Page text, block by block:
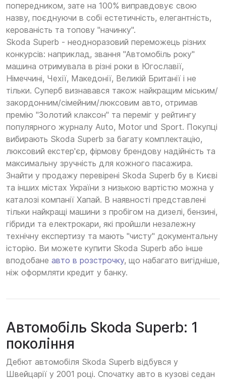
попередником, зате на 100% виправдовує свою
назву, поєднуючи в собі естетичність, елегантність,
керованість та топову "начинку".
Skoda Superb - неодноразовий переможець різних
конкурсів: наприклад, звання "Автомобіль року"
машина отримувала в різні роки в Югославії,
Німеччині, Чехії, Македонії, Великій Британії і не
тільки. Суперб визнавався також найкращим міським/
закордонним/сімейним/люксовим авто, отримав
премію "Золотий клаксон" та переміг у рейтингу
популярного журналу Auto, Motor und Sport. Покупці
вибирають Skoda Superb за багату комплектацію,
люксовий екстер'єр, фірмову брендову надійність та
максимальну зручність для кожного пасажира.
Знайти у продажу перевірені Skoda Superb бу в Києві
та інших містах України з низькою вартістю можна у
каталозі компанії Хапай. В наявності представлені
тільки найкращі машини з пробігом на дизелі, бензині,
гібриди та електрокари, які пройшли незалежну
технічну експертизу та мають "чисту" документальну
історію. Ви можете купити Skoda Superb або інше
вподобане авто в розстрочку, що набагато вигідніше,
ніж оформляти кредит у банку.
Автомобіль Skoda Superb: 1
покоління
Дебют автомобіля Skoda Superb відбувся у
Швейцарії у 2001 році. Спочатку авто в кузові седан